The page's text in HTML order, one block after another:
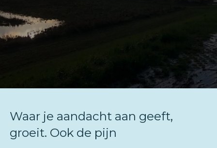
Waar je aandacht aan geeft,
groeit. Ook de pijn